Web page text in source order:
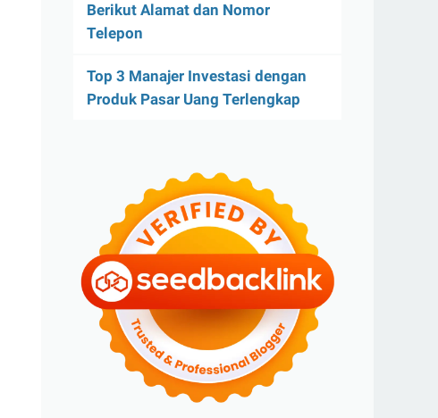
Berikut Alamat dan Nomor
Telepon
Top 3 Manajer Investasi dengan
Produk Pasar Uang Terlengkap